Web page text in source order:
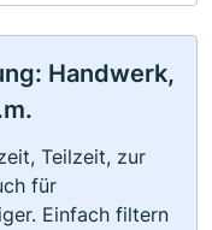
Handwerk,
Teilzeit, zur
für
Einfach filtern